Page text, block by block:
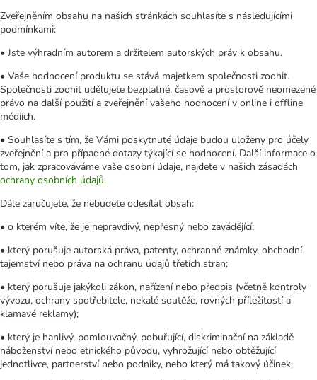
Zveřejněním obsahu na našich stránkách souhlasíte s následujícími
podmínkami:
• Jste výhradním autorem a držitelem autorských práv k obsahu.
• Vaše hodnocení produktu se stává majetkem společnosti zoohit.
Společnosti zoohit udělujete bezplatné, časově a prostorově neomezené
právo na další použití a zveřejnění vašeho hodnocení v online i offline
médiích.
• Souhlasíte s tím, že Vámi poskytnuté údaje budou uloženy pro účely
zveřejnění a pro případné dotazy týkající se hodnocení. Další informace o
tom, jak zpracováváme vaše osobní údaje, najdete v našich zásadách
ochrany osobních údajů.
Dále zaručujete, že nebudete odesílat obsah:
• o kterém víte, že je nepravdivý, nepřesný nebo zavádějící;
• který porušuje autorská práva, patenty, ochranné známky, obchodní
tajemství nebo práva na ochranu údajů třetích stran;
• který porušuje jakýkoli zákon, nařízení nebo předpis (včetně kontroly
vývozu, ochrany spotřebitele, nekalé soutěže, rovných příležitostí a
klamavé reklamy);
• který je hanlivý, pomlouvačný, pobuřující, diskriminační na základě
náboženství nebo etnického původu, vyhrožující nebo obtěžující
jednotlivce, partnerství nebo podniky, nebo který má takový účinek;